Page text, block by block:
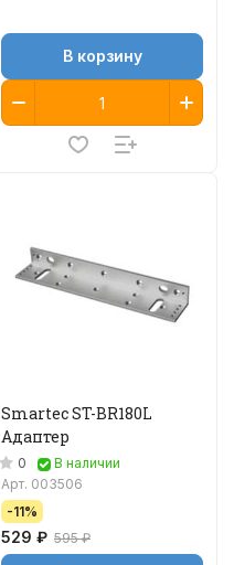
В корзину
Smartec ST-BR180L
Адаптер
0
В наличии
Арт. 003506
-11%
529 ₽ 595 ₽